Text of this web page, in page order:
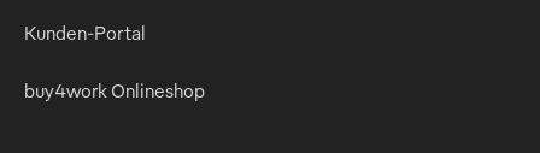
Kunden-Portal
buy4work Onlineshop